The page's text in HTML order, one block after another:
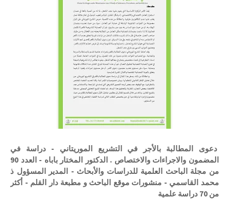
دعوى المطالبة بالأجر في التشريع الموريتاني - دراسة في
المضمون والاجراءات والاختصاص . الدكتور المختار باباه - العدد 90
من مجلة الباحث العلمية للدراسات والأبحاث - المدير المسؤول ذ
محمد القاسمي - منشورات موقع الباحث و مطبعة دار القلم - أكثر
من 70 دراسة علمية